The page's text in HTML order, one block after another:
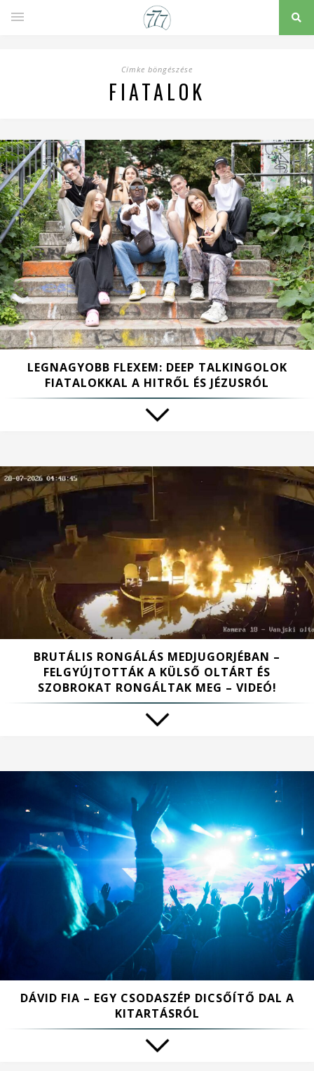
Címke böngészése
FIATALOK
LEGNAGYOBB FLEXEM: DEEP TALKINGOLOK
FIATALOKKAL A HITRŐL ÉS JÉZUSRÓL
BRUTÁLIS RONGÁLÁS MEDJUGORJÉBAN –
FELGYÚJTOTTÁK A KÜLSŐ OLTÁRT ÉS
SZOBROKAT RONGÁLTAK MEG – VIDEÓ!
DÁVID FIA – EGY CSODASZÉP DICSŐÍTŐ DAL A
KITARTÁSRÓL